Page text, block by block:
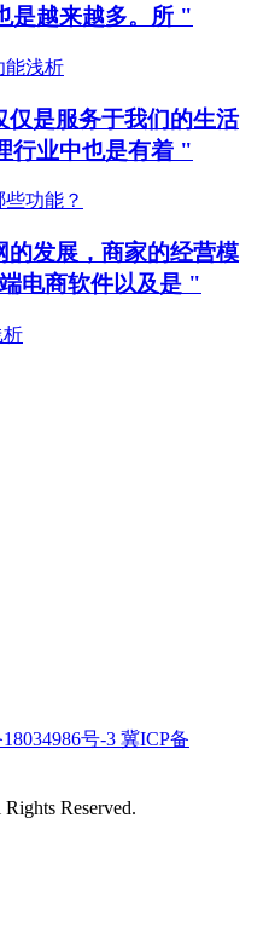
是越来越多。所 "
能浅析
是服务于我们的生活
行业中也是有着 "
功能？
发展，商家的经营模
电商软件以及是 "
析
号-3 冀ICP备
Reserved.